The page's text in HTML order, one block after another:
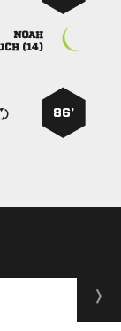


86’